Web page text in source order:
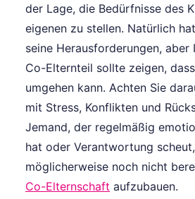
der Lage, die Bedürfnisse des
eigenen zu stellen. Natürlich
seine Herausforderungen,
Co-Elternteil sollte zeigen,
umgehen kann. Achten Sie
mit Stress, Konflikten und
Jemand, der regelmäßig
hat oder Verantwortung
möglicherweise noch nicht
Co-Elternschaft aufzubauen.